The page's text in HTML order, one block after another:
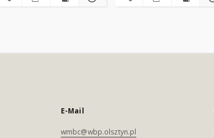
E-Mail
wmbc@wbp.olsztyn.pl